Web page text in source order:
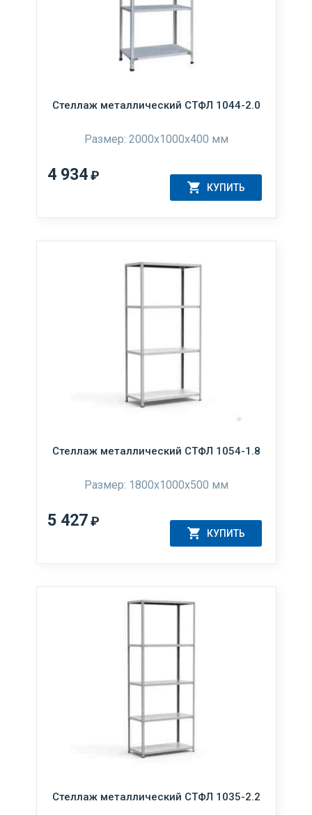
Стеллаж металлический СТФЛ 1044-2.0
Размер: 2000х1000х400 мм
4 934₽
КУПИТЬ
Стеллаж металлический СТФЛ 1054-1.8
Размер: 1800х1000х500 мм
5 427₽
КУПИТЬ
Стеллаж металлический СТФЛ 1035-2.2